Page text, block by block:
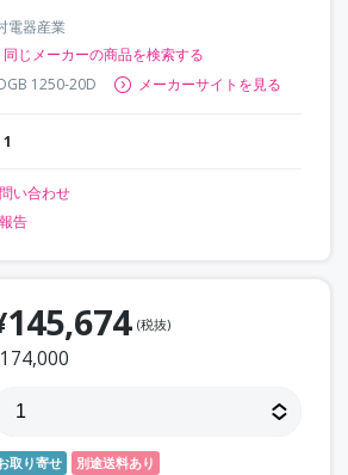
電器産業
同じメーカーの商品を検索する
1250-20D メーカーサイトを見る
1
い合わせ
告
145,674 (税抜)
174,000
取り寄せ 別途送料あり